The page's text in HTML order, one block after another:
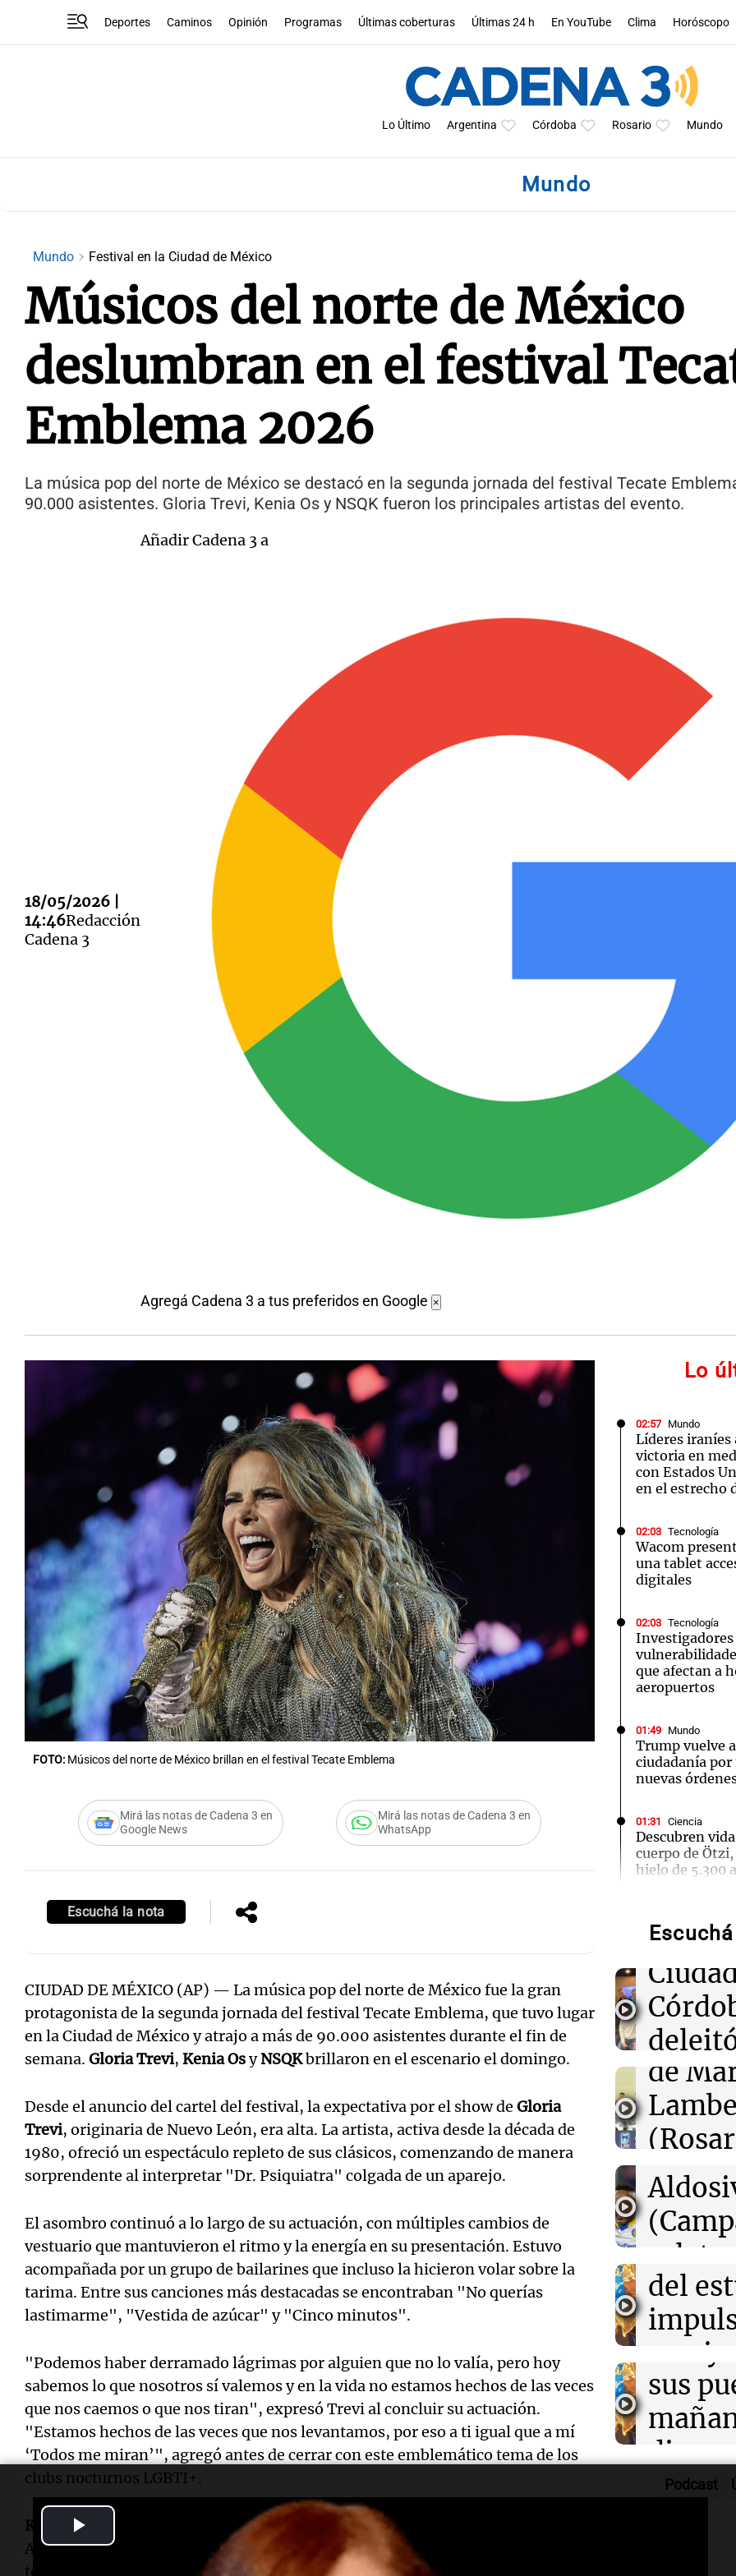
Deportes Caminos Opinión Programas Últimas coberturas Últimas 24 h En YouTube Clima Horóscopo
Lo Último Argentina Córdoba Rosario Mundo
Mundo
Mundo Festival en la Ciudad de México
Músicos del norte de México
deslumbran en el festival
Emblema 2026
La música pop del norte de México se destacó en la segunda jornada del festival Tecate
90.000 asistentes. Gloria Trevi, Kenia Os y NSQK fueron los principales artistas del evento.
18/05/2026 |
14:46Redacción
Cadena 3
Añadir Cadena 3 a
Agregá Cadena 3 a tus preferidos en Google ×
FOTO: Músicos del norte de México brillan en el festival Tecate Emblema
Mirá las notas de Cadena 3 en
Google News
Mirá las notas de Cadena 3 en
WhatsApp
Escuchá la nota
CIUDAD DE MÉXICO (AP) — La música pop del norte de México fue la gran
protagonista de la segunda jornada del festival Tecate Emblema, que tuvo lugar
en la Ciudad de México y atrajo a más de 90.000 asistentes durante el fin de
semana. Gloria Trevi, Kenia OsyNSQKbrillaron en el escenario el domingo.
Desde el anuncio del cartel del festival, la expectativa por el show de Gloria
Trevi, originaria de Nuevo León, era alta. La artista, activa desde la década de
1980, ofreció un espectáculo repleto de sus clásicos, comenzando de manera
sorprendente al interpretar "Dr. Psiquiatra" colgada de un aparejo.
El asombro continuó a lo largo de su actuación, con múltiples cambios de
vestuario que mantuvieron el ritmo y la energía en su presentación. Estuvo
acompañada por un grupo de bailarines que incluso la hicieron volar sobre la
tarima. Entre sus canciones más destacadas se encontraban "No querías
lastimarme", "Vestida de azúcar" y "Cinco minutos".
"Podemos haber derramado lágrimas por alguien que no lo valía, pero hoy
sabemos lo que nosotros sí valemos y en la vida no estamos hechos de las veces
que nos caemos o que nos tiran", expresó Trevi al concluir su actuación.
"Estamos hechos de las veces que nos levantamos, por eso a ti igual que a mí
‘Todos me miran’", agregó antes de cerrar con este emblemático tema de los
clubs nocturnos LGBTI+.
Kenia Os
, originaria de Mazatlán, Sinaloa, también dejó su huella en el festival.
Agradeció a sus fans, conocidos como "keninis", por haberla esperado desde
temprano. Su entrada al escenario fue impactante, vestida como una conejita
Lo
02:57 Mundo
Líderes iraníes
victoria en
con Estados
en el estrecho
02:03 Tecnología
Wacom
una tablet
digitales
02:03 Tecnología
que afectan a
aeropuertos
01:49 Mundo
Trump vuelve
ciudadanía
nuevas
01:31 Ciencia
Descubren
cuerpo de
hielo de 5.300
China se
Dolphin;
provincias
00:32 Clima
Clima en
tiempo este
00:27
Clima en
el tiempo este
Clima en
el tiempo este
Audio.
radio
tango
Episodios
Audio.
de
de
Deportes
Episodios
Audio.
de
relato
Greco
Deportes
Episodios
Audio.
del
Villa
Panorama
Episodios
Audio.
la
sus
Audio.
María
Audio.
Podcast
Notas
Mundial 2026 La Sole en Cadena 3 Cadena 3